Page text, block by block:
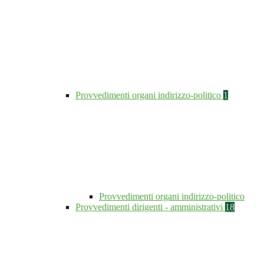
Provvedimenti organi indirizzo-politico 1
Provvedimenti organi indirizzo-politico
Provvedimenti dirigenti - amministrativi 18